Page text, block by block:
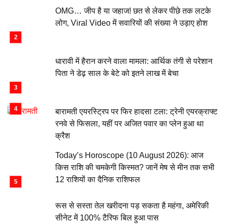
OMG… जीप है या जहाज! छत से लेकर पीछे तक लटके
लोग, Viral Video में सवारियों की संख्या ने उड़ाए होश
धारावी में हैरान करने वाला मामला: आर्थिक तंगी से परेशान
पिता ने डेढ़ साल के बेटे को इतने लाख में बेचा
बारामती एयरस्ट्रिप पर फिर हादसा टला: ट्रेनी एयरक्राफ्ट
रनवे से फिसला, यहीं पर अजित पवार का प्लेन हुआ था
क्रैश
Today’s Horoscope (10 August 2026): आज
किस राशि की चमकेगी किस्मत? जानें मेष से मीन तक सभी
12 राशियों का दैनिक राशिफल
रूस से सस्ता तेल खरीदना पड़ सकता है महंगा, अमेरिकी
सीनेट में 100% टैरिफ बिल हुआ पास